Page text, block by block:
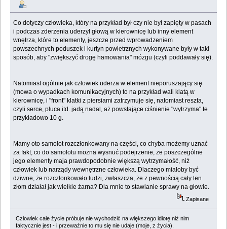
Co dotyczy człowieka, który na przykład był czy nie był zapięty w pasach
i podczas zderzenia uderzył głową w kierownicę lub inny element
wnętrza, które to elementy, jeszcze przed wprowadzeniem
powszechnych poduszek i kurtyn powietrznych wykonywane były w taki
sposób, aby "zwiększyć drogę hamowania" mózgu (czyli poddawały się).
Natomiast ogólnie jak człowiek uderza w element nieporuszający się
(mowa o wypadkach komunikacyjnych) to na przykład wali klatą w
kierownicę, i "front" klatki z piersiami zatrzymuje się, natomiast reszta,
czyli serce, płuca itd. jadą nadal, aż powstające ciśnienie "wytrzyma" te
przykładowo 10 g.
Mamy oto samolot rozczłonkowany na części, co chyba możemy uznać
za fakt, co do samolotu można wysnuć podejrzenie, że poszczególne
jego elementy maja prawdopodobnie większą wytrzymałość, niż
człowiek lub narządy wewnętrzne człowieka. Dlaczego miałoby być
dziwne, że rozczłonkowało ludzi, zwłaszcza, że z pewnością cały ten
złom działał jak wielkie żarna? Dla mnie to stawianie sprawy na głowie.
Zapisane
Człowiek całe życie próbuje nie wychodzić na większego idiotę niż nim
faktycznie jest - i przeważnie to mu się nie udaje (moje, z życia).